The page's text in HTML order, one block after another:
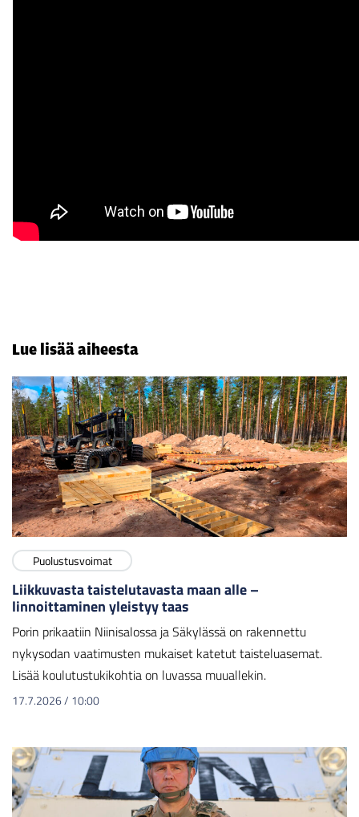
Lue lisää aiheesta
Puolustusvoimat
Liikkuvasta taistelutavasta maan alle –
linnoittaminen yleistyy taas
Porin prikaatiin Niinisalossa ja Säkylässä on rakennettu
nykysodan vaatimusten mukaiset katetut taisteluasemat.
Lisää koulutustukikohtia on luvassa muuallekin.
17.7.2026/ 10:00